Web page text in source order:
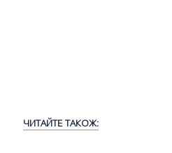
ЧИТАЙТЕ ТАКОЖ: